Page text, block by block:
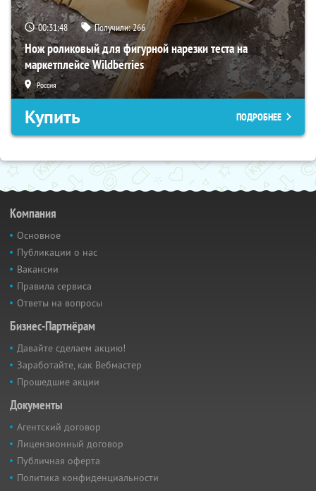
00:31:46 Получили:266
Нож роликовый для фигурной нарезки теста на
маркетплейсе Wildberries
Россия
Купить ПОДРОБНЕЕ
Компания
Основное
Публикации о нас
Вакансии
Правила сервиса
Ответы на вопросы
Бизнес-Партнёрам
Давайте сделаем акцию!
Заработайте, как Вебмастер
Прошедшие акции
Документы
Агентский договор
Лицензионный договор
Публичная оферта
Политика конфиденциальности